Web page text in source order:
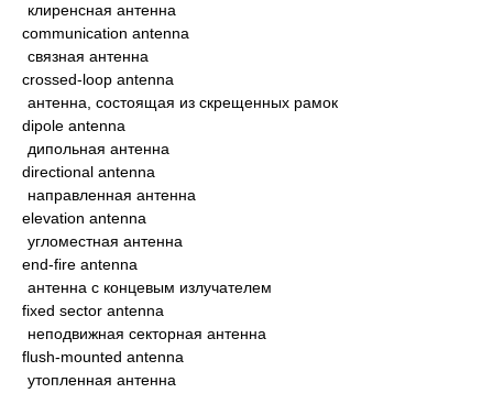
клиренсная антенна
communication antenna
связная антенна
crossed-loop antenna
антенна, состоящая из скрещенных рамок
dipole antenna
дипольная антенна
directional antenna
направленная антенна
elevation antenna
угломестная антенна
end-fire antenna
антенна с концевым излучателем
fixed sector antenna
неподвижная секторная антенна
flush-mounted antenna
утопленная антенна